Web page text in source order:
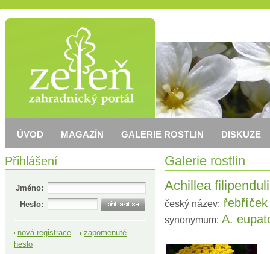
Galerie rostlin
Achillea
český název:
synonymum: A.
Přihlášení
Jméno:
Heslo:
nová registrace
zapomenuté
heslo
ÚVOD MAGAZÍN GALERIE ROSTLIN DISKUZE